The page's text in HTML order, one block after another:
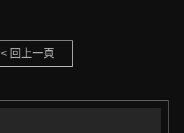
< 回上一頁